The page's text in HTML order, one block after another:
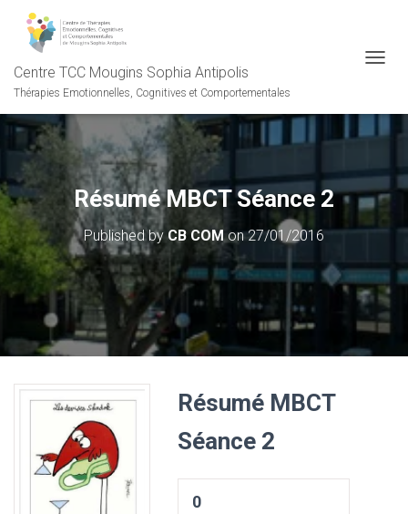
Centre TCC Mougins Sophia Antipolis
Thérapies Emotionnelles, Cognitives et Comportementales
Résumé MBCT Séance 2
Published by CB COMon27/01/2016
Résumé MBCT
Séance 2
0